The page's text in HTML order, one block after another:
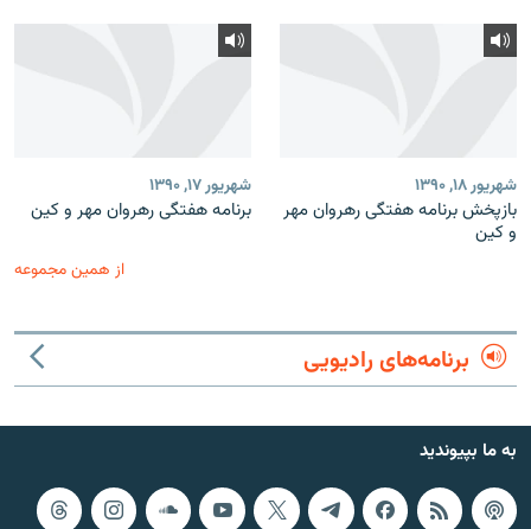
شهریور ۱۸, ۱۳۹۰
بازپخش برنامه‌ هفتگی رهروان مهر
و كين
شهریور ۱۷, ۱۳۹۰
برنامه‌ هفتگی رهروان مهر و كين
از همین مجموعه
برنامه‌های رادیویی
به ما بپیوندید